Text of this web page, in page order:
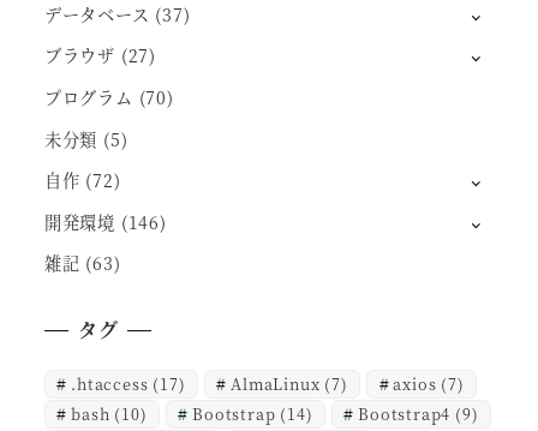
データベース (37)
ブラウザ (27)
プログラム (70)
未分類 (5)
自作 (72)
開発環境 (146)
雑記 (63)
タグ
.htaccess (17) AlmaLinux (7) axios (7)
bash (10) Bootstrap (14) Bootstrap4 (9)